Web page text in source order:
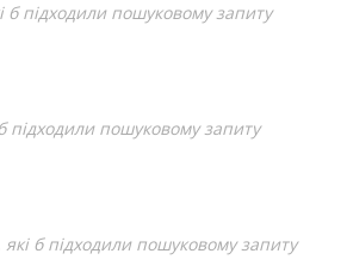
б підходили пошуковому запиту
підходили пошуковому запиту
б підходили пошуковому запиту